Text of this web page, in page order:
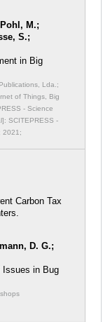
M.;
S.;
in Big
Lda.;
of Things, Big
- Science
SCITEPRESS -
2021;
Carbon Tax
D. G.;
Issues in Bug